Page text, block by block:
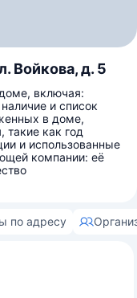
Войкова, д. 5
включая:
и список
в доме,
такие как год
и использованные
компании: её
по адресу